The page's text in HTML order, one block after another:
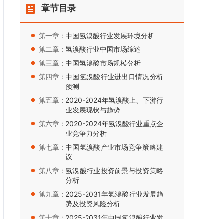
章节目录
第一章：中国氢溴酸行业发展环境分析
第二章：氢溴酸行业中国市场综述
第三章：中国氢溴酸市场规模分析
第四章：中国氢溴酸行业进出口情况分析
预测
第五章： 2020-2024年氢溴酸上、下游行
业发展现状与趋势
第六章： 2020-2024年氢溴酸行业重点企
业竞争力分析
第七章：中国氢溴酸产业市场竞争策略建
议
第八章：氢溴酸行业投资前景与投资策略
分析
第九章： 2025-2031年氢溴酸行业发展趋
势及投资风险分析